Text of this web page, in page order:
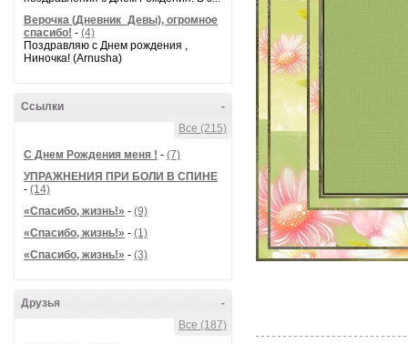
Верочка (Дневник_Девы), огромное
спасибо! - (4)
Поздравляю с Днем рождения ,
Ниночка! (Arnusha)
-
Ссылки
Все (215)
С Днем Рождения меня ! - (7)
УПРАЖНЕНИЯ ПРИ БОЛИ В СПИНЕ
- (14)
«Спасибо, жизнь!» - (9)
«Спасибо, жизнь!» - (1)
«Спасибо, жизнь!» - (3)
-
Друзья
Все (187)